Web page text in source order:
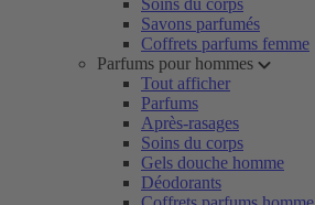
Soins du corps
Savons parfumés
Coffrets parfums femme
Parfums pour hommes
Tout afficher
Parfums
Après-rasages
Soins du corps
Gels douche homme
Déodorants